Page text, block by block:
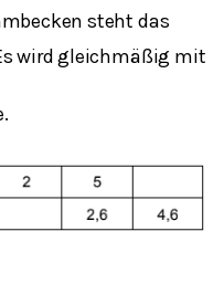
steht das
wird gleichmäßig mit